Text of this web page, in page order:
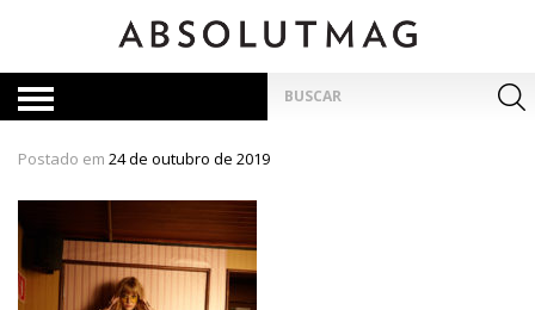
por:
Postado em 24 de outubro de 2019